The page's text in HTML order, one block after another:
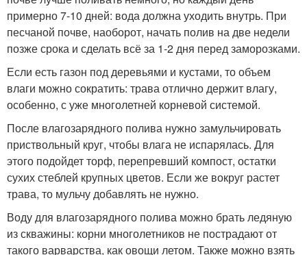
примерно 7-10 дней: вода должна уходить внутрь. При
песчаной почве, наоборот, начать полив на две недели
позже срока и сделать всё за 1-2 дня перед заморозками.
Если есть газон под деревьями и кустами, то объем
влаги можно сократить: трава отлично держит влагу,
особенно, с уже многолетней корневой системой.
После влагозарядного полива нужно замульчировать
приствольный круг, чтобы влага не испарялась. Для
этого подойдет торф, перепревший компост, остатки
сухих стеблей крупных цветов. Если же вокруг растет
трава, то мульчу добавлять не нужно.
Воду для влагозарядного полива можно брать ледяную
из скважины: корни многолетников не пострадают от
такого варварства, как овощи летом. Также можно взять